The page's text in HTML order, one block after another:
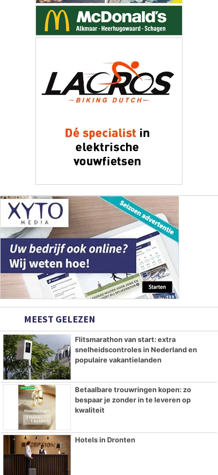
MEEST GELEZEN
Flitsmarathon van start: extra
snelheidscontroles in Nederland en
populaire vakantielanden
Betaalbare trouwringen kopen: zo
bespaar je zonder in te leveren op
kwaliteit
Hotels in Dronten